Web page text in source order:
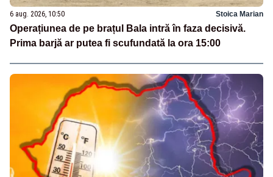
6 aug. 2026, 10:50 Stoica Marian
Operațiunea de pe brațul Bala intră în faza decisivă.
Prima barjă ar putea fi scufundată la ora 15:00